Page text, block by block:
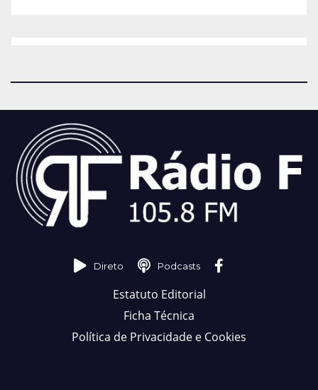
Direto Podcasts
Estatuto Editorial
Ficha Técnica
Política de Privacidade e Cookies